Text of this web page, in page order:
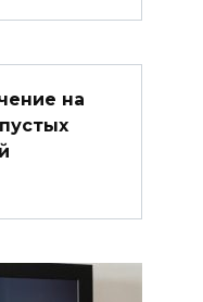
на